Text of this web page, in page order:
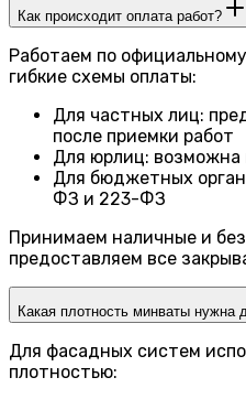
Как происходит оплата работ?
Работаем по
гибкие схемы оплаты:
Для частных лиц:
после приемки работ
Для юрлиц: возможна
Для бюджетных
ФЗ и 223-ФЗ
Принимаем наличные и
предоставляем все
Какая плотность минваты нужна
Для фасадных систем
плотностью: